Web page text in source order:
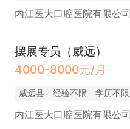
内江医大口腔医院有限公司
摆展专员（威远）
4000-8000元/月
威远县 经验不限 学历不限
内江医大口腔医院有限公司